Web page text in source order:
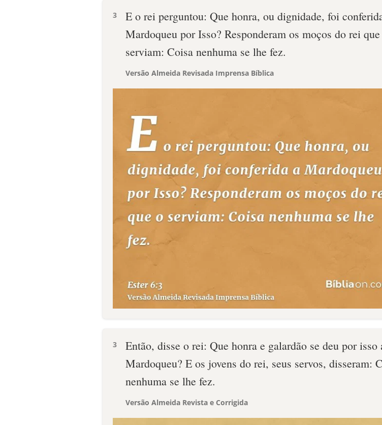
3
E o rei perguntou: Que honra, ou dignidade, foi
Mardoqueu por Isso? Responderam os moços do rei
serviam: Coisa nenhuma se lhe fez.
Versão Almeida Revisada Imprensa Bíblica
3
Então, disse o rei: Que honra e galardão se deu por isso
Mardoqueu? E os jovens do rei, seus servos, disseram:
nenhuma se lhe fez.
Versão Almeida Revista e Corrigida